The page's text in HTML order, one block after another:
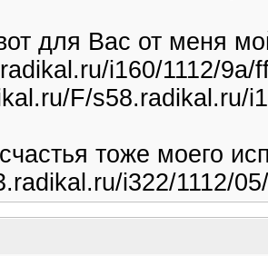
для Вас от меня
i160/1112/9a/
F/s58.radikal.ru/
тоже моего
i322/1112/